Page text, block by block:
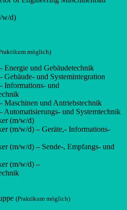
w/d)
möglich)
und Gebäudetechnik
und Systemintegration
Informations- und
Maschinen und Antriebstechnik
und Systemtechnik
(m/w/d)
(m/w/d) – Geräte,- Informations-
(m/w/d) – Sende-, Empfangs- und
(m/w/d) –
(Praktikum möglich)